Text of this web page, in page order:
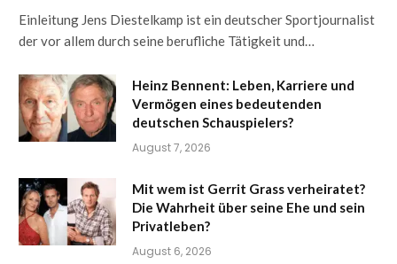
Einleitung Jens Diestelkamp ist ein deutscher Sportjournalist
der vor allem durch seine berufliche Tätigkeit und…
Heinz Bennent: Leben, Karriere und
Vermögen eines bedeutenden
deutschen Schauspielers?
August 7, 2026
Mit wem ist Gerrit Grass verheiratet?
Die Wahrheit über seine Ehe und sein
Privatleben?
August 6, 2026